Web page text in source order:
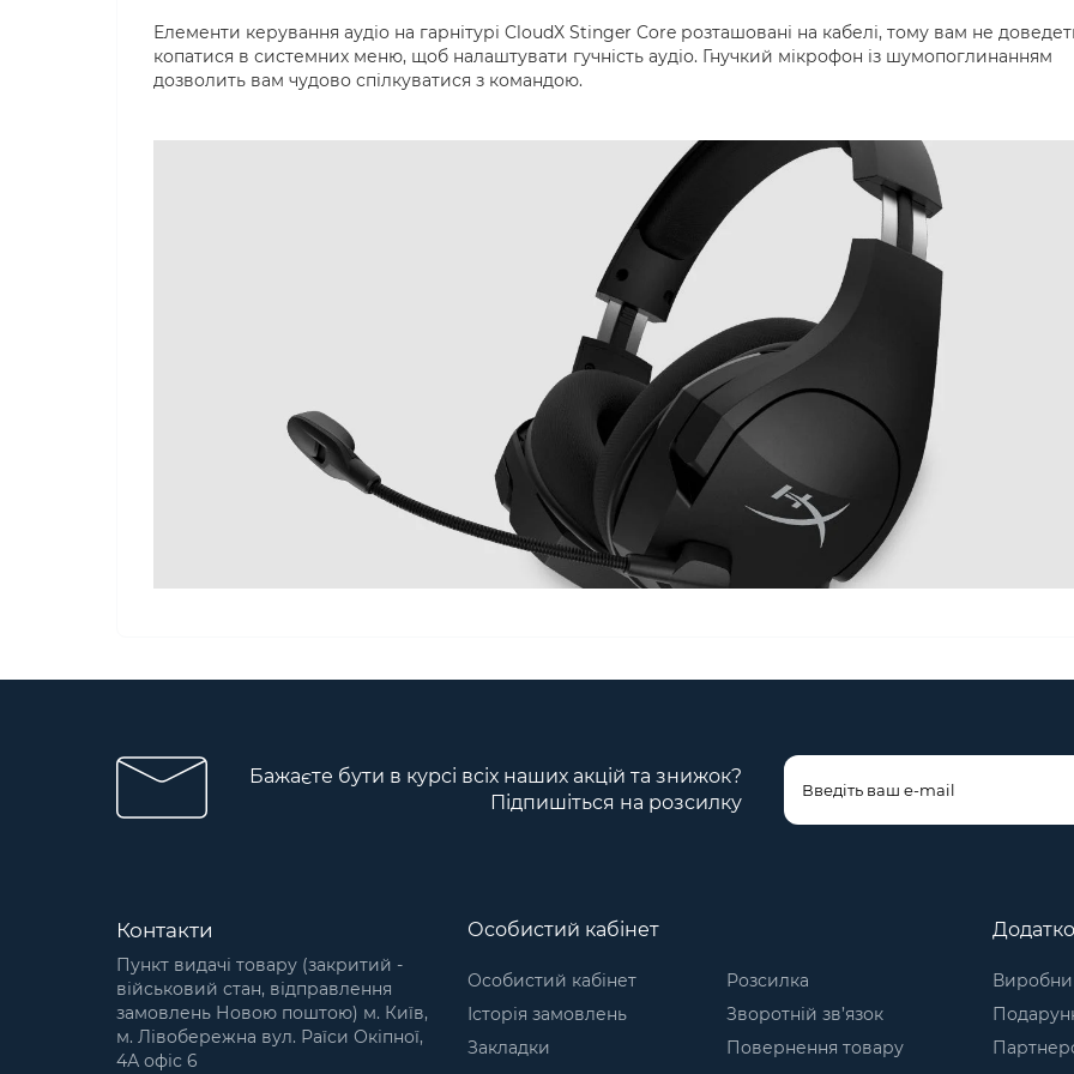
Елементи керування аудіо на гарнітурі CloudX Stinger Core розташовані на кабелі, тому вам не
копатися в системних меню, щоб налаштувати гучність аудіо. Гнучкий мікрофон із шумопоглинанням
дозволить вам чудово спілкуватися з командою.
Бажаєте бути в курсі всіх наших акцій та знижок?
Підпишіться на розсилку
Контакти
Пункт видачі товару (закритий -
військовий стан, відправлення
замовлень Новою поштою) м. Київ,
м. Лівобережна вул. Раїси Окіпної,
4А офіс 6
Особистий кабінет
Особистий кабінет
Історія замовлень
Закладки
Розсилка
Зворотній зв’язок
Повернення товару